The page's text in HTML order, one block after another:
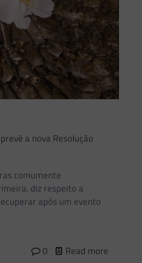
a nova Resolução
comumente
diz respeito a
após um evento
0 Read more